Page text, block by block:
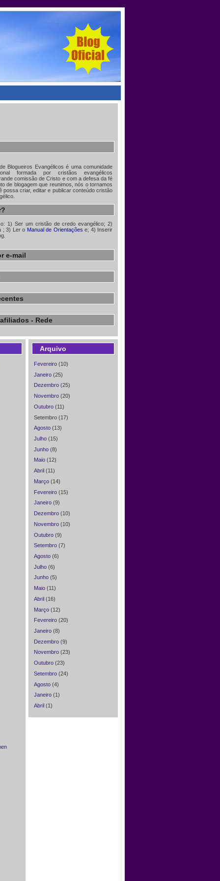
Blogueiros Evangélicos é uma comunidade
formada por cristãos evangélicos
comissão de Cristo e com a defesa da fé
de blogagem que reunimos, nós o tornamos
possa criar, editar e publicar conteúdo cristão
1) Ser um cristão de credo evangélico; 2)
; 3) Ler o Manual de Orientações e; 4) Inserir
e-mail
- Rede
Arquivo
Fevereiro (10)
Janeiro (25)
Dezembro (25)
Novembro (20)
Outubro (11)
Setembro (17)
Agosto (13)
Julho (15)
Junho (8)
Maio (12)
Abril (11)
Março (14)
Fevereiro (15)
Janeiro (9)
Dezembro (10)
Novembro (10)
Outubro (9)
Setembro (7)
Agosto (6)
Julho (6)
Junho (5)
Maio (11)
Abril (16)
Março (12)
Fevereiro (20)
Janeiro (8)
Dezembro (9)
Novembro (23)
Outubro (23)
Setembro (24)
Agosto (4)
Janeiro (1)
Abril (1)